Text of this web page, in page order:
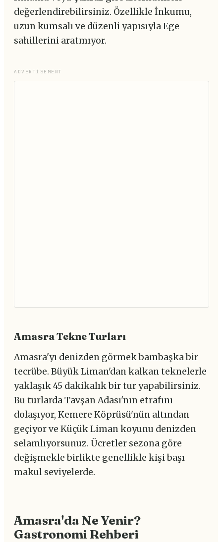
değerlendirebilirsiniz. Özellikle İnkumu,
uzun kumsalı ve düzenli yapısıyla Ege
sahillerini aratmıyor.
ADVERTISEMENT
Amasra Tekne Turları
Amasra'yı denizden görmek bambaşka bir
tecrübe. Büyük Liman'dan kalkan teknelerle
yaklaşık 45 dakikalık bir tur yapabilirsiniz.
Bu turlarda Tavşan Adası'nın etrafını
dolaşıyor, Kemere Köprüsü'nün altından
geçiyor ve Küçük Liman koyunu denizden
selamlıyorsunuz. Ücretler sezona göre
değişmekle birlikte genellikle kişi başı
makul seviyelerde.
Amasra'da Ne Yenir?
Gastronomi Rehberi